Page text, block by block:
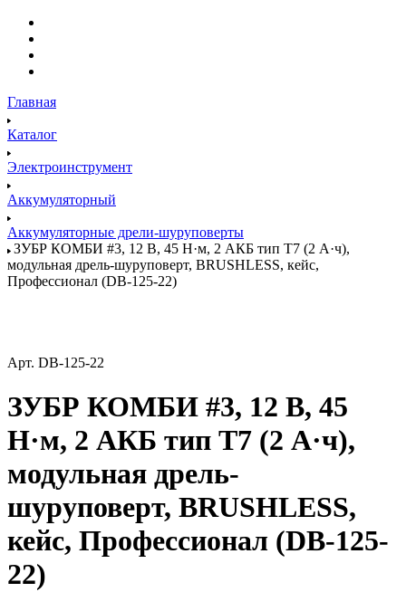
Главная
Каталог
Электроинструмент
Аккумуляторный
Аккумуляторные дрели-шуруповерты
ЗУБР КОМБИ #3, 12 В, 45 Н·м, 2 АКБ тип Т7 (2 А·ч),
модульная дрель-шуруповерт, BRUSHLESS, кейс,
Профессионал (DB-125-22)
Арт. DB-125-22
ЗУБР КОМБИ #3, 12 В, 45
Н·м, 2 АКБ тип Т7 (2 А·ч),
модульная дрель-
шуруповерт, BRUSHLESS,
кейс, Профессионал (DB-125-
22)